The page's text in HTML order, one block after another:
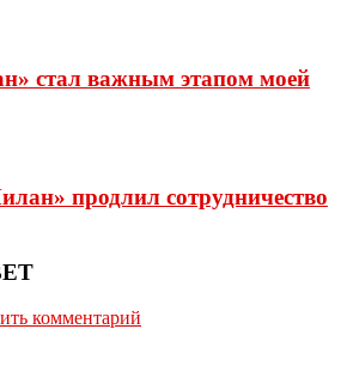
стал важным этапом моей
продлил сотрудничество
комментарий